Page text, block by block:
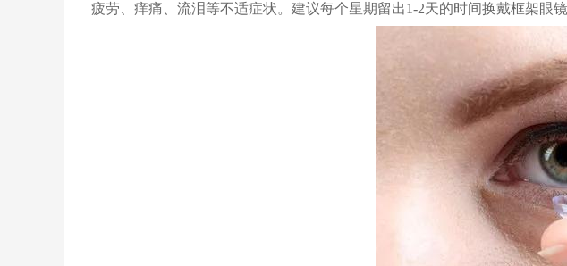
疲劳、痒痛、流泪等不适症状。建议每个星期留出1-2天的时间换戴框架眼